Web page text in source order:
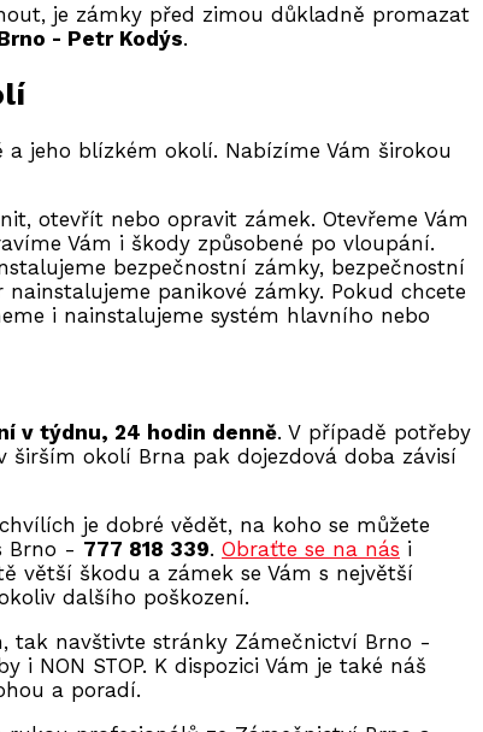
je zámky před zimou důkladně promazat
- Petr Kodýs.
jeho blízkém okolí. Nabízíme Vám širokou
otevřít nebo opravit zámek. Otevřeme Vám
Vám i škody způsobené po vloupání.
bezpečnostní zámky, bezpečnostní
panikové zámky. Pokud chcete
i nainstalujeme systém hlavního nebo
v týdnu, 24 hodin denně. V případě potřeby
širším okolí Brna pak dojezdová doba závisí
je dobré vědět, na koho se můžete
Brno - 777 818 339. Obraťte se na nás i
větší škodu a zámek se Vám s největší
dalšího poškození.
tak navštivte stránky Zámečnictví Brno -
i NON STOP. K dispozici Vám je také náš
a poradí.